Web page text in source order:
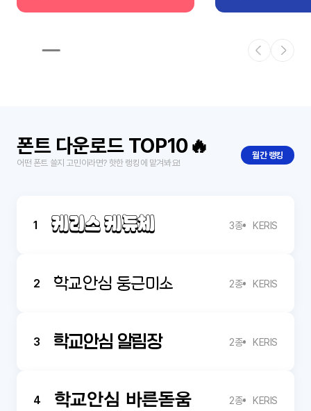
폰트 다운로드 TOP10🔥
어떤 폰트 쓸지 고민이라면? 핫한 랭킹에 맡겨봐요!
1 케리스 케듀체 3종 KERIS
2 학교안심 둥근미소 2종 KERIS
3 학교안심 알림장 2종 KERIS
4 학교안심 바른돋움 2종 KERIS
월간 랭킹